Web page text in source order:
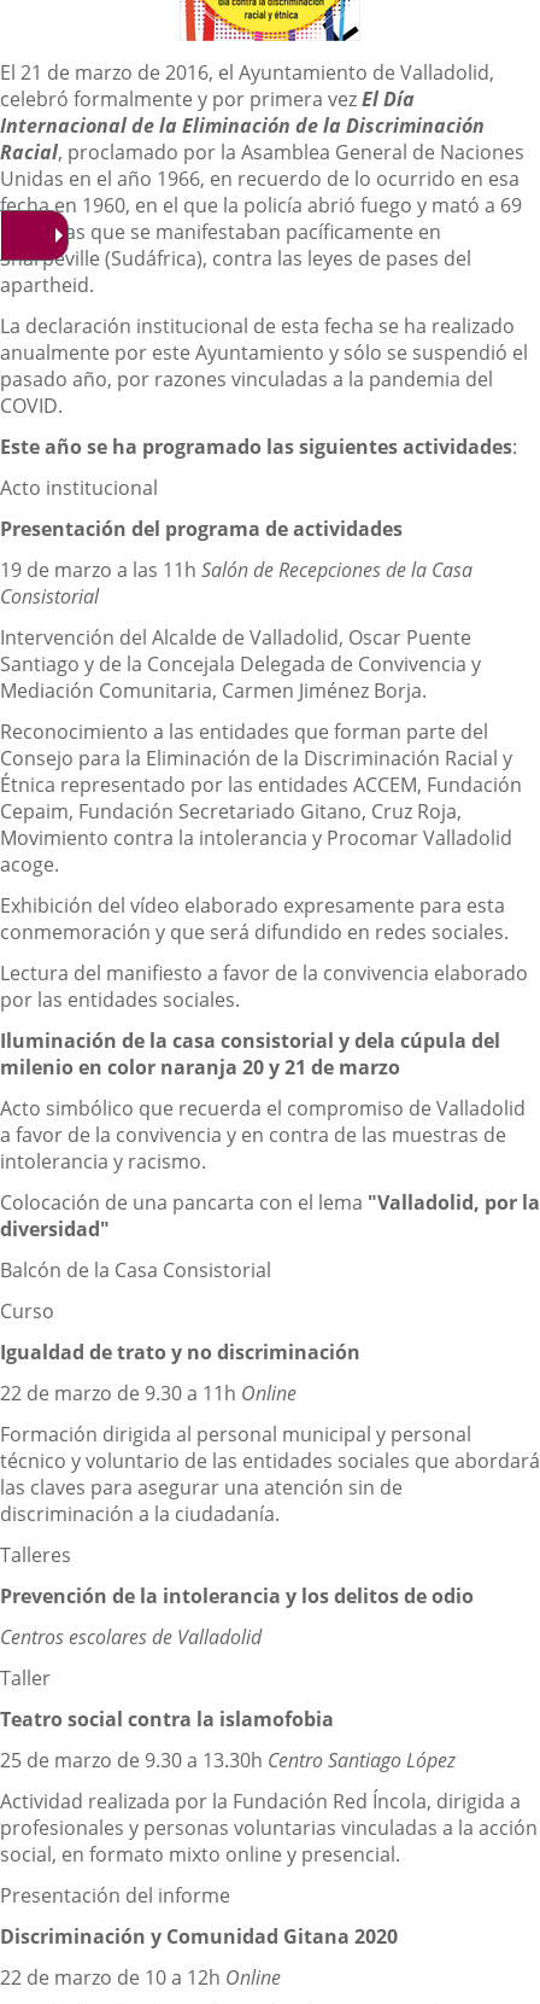
Descripción
El 21 de marzo de 2016, el Ayuntamiento de Valladolid,
celebró formalmente y por primera vezEl Día
Internacional de la Eliminación de la Discriminación
Racial, proclamado por la Asamblea General de Naciones
Unidas en el año 1966, en recuerdo de lo ocurrido en esa
fecha en 1960, en el que la policía abrió fuego y mató a 69
personas que se manifestaban pacíficamente en
Sharpeville (Sudáfrica), contra las leyes de pases del
apartheid.
La declaración institucional de esta fecha se ha realizado
anualmente por este Ayuntamiento y sólo se suspendió el
pasado año, por razones vinculadas a la pandemia del
COVID.
Este año se ha programado las siguientes actividades:
Acto institucional
Presentación del programa de actividades
19 de marzo a las 11h Salón de Recepciones de la Casa
Consistorial
Intervención del Alcalde de Valladolid, Oscar Puente
Santiago y de la Concejala Delegada de Convivencia y
Mediación Comunitaria, Carmen Jiménez Borja.
Reconocimiento a las entidades que forman parte del
Consejo para la Eliminación de la Discriminación Racial y
Étnica representado por las entidades ACCEM, Fundación
Cepaim, Fundación Secretariado Gitano, Cruz Roja,
Movimiento contra la intolerancia y Procomar Valladolid
acoge.
Exhibición del vídeo elaborado expresamente para esta
conmemoración y que será difundido en redes sociales.
Lectura del manifiesto a favor de la convivencia elaborado
por las entidades sociales.
Iluminación de la casa consistorial y dela cúpula del
milenio en color naranja 20 y 21 de marzo
Acto simbólico que recuerda el compromiso de Valladolid
a favor de la convivencia y en contra de las muestras de
intolerancia y racismo.
Colocación de una pancarta con el lema "Valladolid, por la
diversidad"
Balcón de la Casa Consistorial
Curso
Igualdad de trato y no discriminación
22 de marzo de 9.30 a 11h Online
Formación dirigida al personal municipal y personal
técnico y voluntario de las entidades sociales que abordará
las claves para asegurar una atención sin de
discriminación a la ciudadanía.
Talleres
Prevención de la intolerancia y los delitos de odio
Centros escolares de Valladolid
Taller
Teatro social contra la islamofobia
25 de marzo de 9.30 a 13.30h Centro Santiago López
Actividad realizada por la Fundación Red Íncola, dirigida a
profesionales y personas voluntarias vinculadas a la acción
social, en formato mixto online y presencial.
Presentación del informe
Discriminación y Comunidad Gitana 2020
22 de marzo de 10 a 12h Online